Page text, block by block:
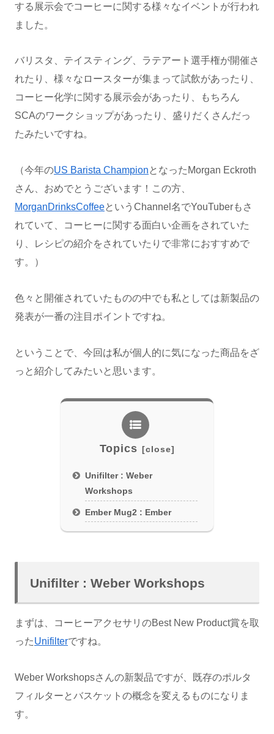
する展示会でコーヒーに関する様々なイベントが行われ
ました。
バリスタ、テイスティング、ラテアート選手権が開催さ
れたり、様々なロースターが集まって試飲があったり、
コーヒー化学に関する展示会があったり、もちろん
SCAのワークショップがあったり、盛りだくさんだっ
たみたいですね。
（今年のUS Barista Champion となったMorgan Eckroth
さん、おめでとうございます！この方、
MorganDrinksCoffeeというChannel名でYouTuberもさ
れていて、コーヒーに関する面白い企画をされていた
り、レシピの紹介をされていたりで非常におすすめで
す。）
色々と開催されていたものの中でも私としては新製品の
発表が一番の注目ポイントですね。
ということで、今回は私が個人的に気になった商品をざ
っと紹介してみたいと思います。
Topics
Unifilter : Weber
Workshops
Ember Mug2 : Ember
Unifilter : Weber Workshops
まずは、コーヒーアクセサリのBest New Product賞を取
ったUnifilterですね。
Weber Workshopsさんの新製品ですが、既存のポルタ
フィルターとバスケットの概念を変えるものになりま
す。